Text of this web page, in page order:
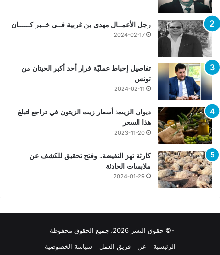
رجل الأعمــال مهدي بن غربية فــي خــبر كــــــان
2024-02-17
تفاصيل إحباط عمليّة فرار أحد أكبر الحيتان من
تونس
2024-02-11
ديوان الزيت: أسعار زيت الزيتون في تراجع لتبلغ
هذا السعر
2023-11-20
كارثة تهز النفيضة.. وفتح تحقيق للكشف عن
ملابسات الحادثة
2024-01-29
-© حقوق النشر 2026، جميع الحقوق محفوظة
الرئيسية
عن فريق العمل سياسة الخصوصية